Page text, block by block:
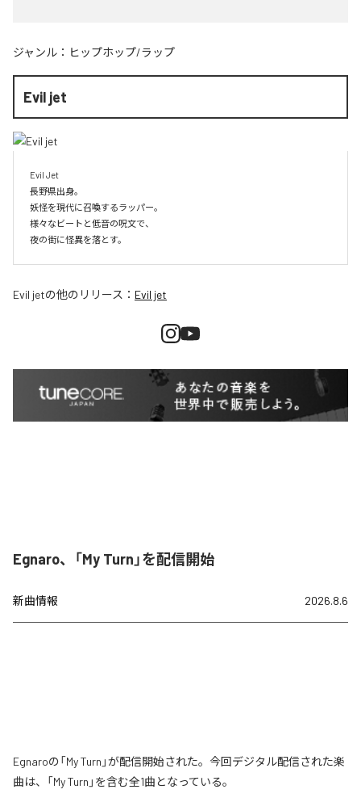
ジャンル： ヒップホップ/ラップ
Evil jet
Evil Jet
長野県出身。
妖怪を現代に召喚するラッパー。
様々なビートと低音の呪文で、
夜の街に怪異を落とす。
Evil jetの他のリリース： Evil jet
Egnaro、「My Turn」を配信開始
新曲情報 2026.8.6
Egnaroの「My Turn」が配信開始された。今回デジタル配信された楽
曲は、「My Turn」を含む全1曲となっている。